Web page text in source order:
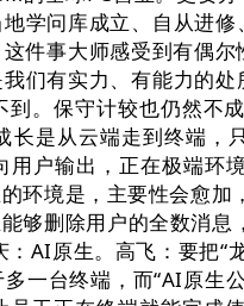
学问库成立、自从进
件事大师感受到有偶
们有实力、有能力的
。保守计较也仍然
是从云端走到终端
户输出，正在极端
环境是，主要性会愈
够删除用户的全数消
AI原生。高飞：要把“
一台终端，而“AI原生